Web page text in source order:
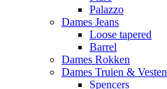
Palazzo
Dames Jeans
Loose tapered
Barrel
Dames Rokken
Dames Truien & Vesten
Spencers